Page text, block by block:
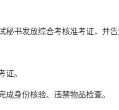
书发放综合考核准考证，并
证。
成身份核验、违禁物品检查。